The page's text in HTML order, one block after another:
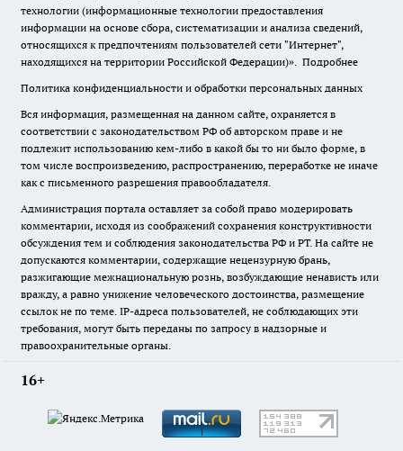
технологии (информационные технологии предоставления
информации на основе сбора, систематизации и анализа сведений,
относящихся к предпочтениям пользователей сети "Интернет",
находящихся на территории Российской Федерации)». Подробнее
Политика конфиденциальности и обработки персональных данных
Вся информация, размещенная на данном сайте, охраняется в
соответствии с законодательством РФ об авторском праве и не
подлежит использованию кем-либо в какой бы то ни было форме, в
том числе воспроизведению, распространению, переработке не иначе
как с письменного разрешения правообладателя.
Администрация портала оставляет за собой право модерировать
комментарии, исходя из соображений сохранения конструктивности
обсуждения тем и соблюдения законодательства РФ и РТ. На сайте не
допускаются комментарии, содержащие нецензурную брань,
разжигающие межнациональную рознь, возбуждающие ненависть или
вражду, а равно унижение человеческого достоинства, размещение
ссылок не по теме. IP-адреса пользователей, не соблюдающих эти
требования, могут быть переданы по запросу в надзорные и
правоохранительные органы.
16+